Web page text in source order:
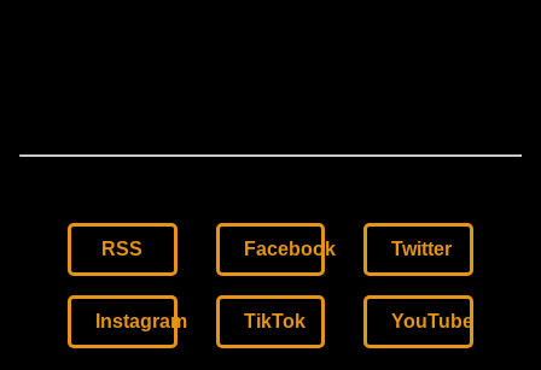
RSS Facebook Twitter
Instagram TikTok YouTube